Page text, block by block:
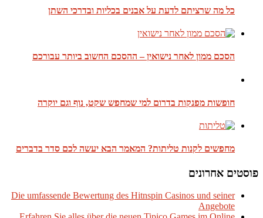
כל מה שרציתם לדעת על אבנים בכליות ובדרכי השתן
הסכם ממון לאחר נישואין – ההסכם החשוב ביותר עבורכם
חופשות מפנקות בדרום למי שמחפש שקט, נוף וגם יוקרה
מחפשים לקנות טליתות? המאמר הבא יעשה לכם סדר בדברים
פוסטים אחרונים
Die umfassende Bewertung des Hitnspin Casinos und seiner
Angebote